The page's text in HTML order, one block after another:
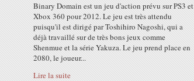
Binary Domain est un jeu d'action prévu sur PS3 et
Xbox 360 pour 2012. Le jeu est très attendu
puisqu'il est dirigé par Toshihiro Nagoshi, qui a
déjà travaillé sur de très bons jeux comme
Shenmue et la série Yakuza. Le jeu prend place en
2080, le joueur...
Lire la suite